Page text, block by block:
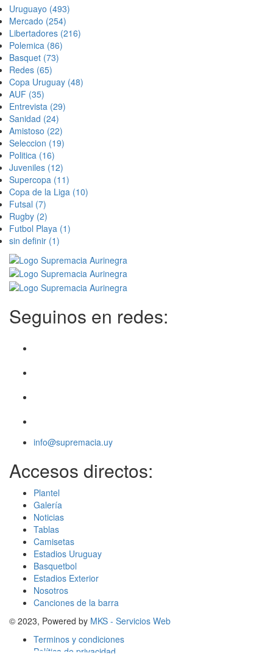
Uruguayo (493)
Mercado (254)
Libertadores (216)
Polemica (86)
Basquet (73)
Redes (65)
Copa Uruguay (48)
AUF (35)
Entrevista (29)
Sanidad (24)
Amistoso (22)
Seleccion (19)
Politica (16)
Juveniles (12)
Supercopa (11)
Copa de la Liga (10)
Futsal (7)
Rugby (2)
Futbol Playa (1)
sin definir (1)
Seguinos en redes:
info@supremacia.uy
Accesos directos:
Plantel
Galería
Noticias
Tablas
Camisetas
Estadios Uruguay
Basquetbol
Estadios Exterior
Nosotros
Canciones de la barra
© 2023, Powered by MKS - Servicios Web
Terminos y condiciones
Política de privacidad